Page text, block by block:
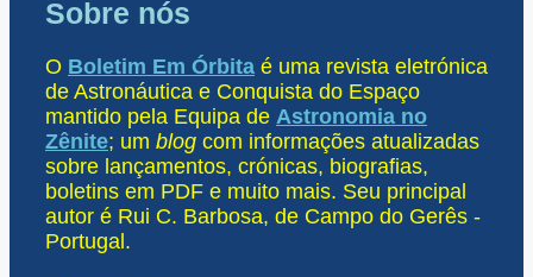
Sobre nós
O Boletim Em Órbita é uma revista eletrónica
de Astronáutica e Conquista do Espaço
mantido pela Equipa de Astronomia no
Zênite; um blog com informações atualizadas
sobre lançamentos, crónicas, biografias,
boletins em PDF e muito mais. Seu principal
autor é Rui C. Barbosa, de Campo do Gerês -
Portugal.